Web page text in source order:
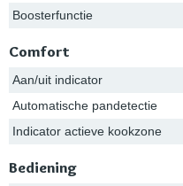
Boosterfunctie
Comfort
Aan/uit indicator
Automatische pandetectie
Indicator actieve kookzone
Bediening